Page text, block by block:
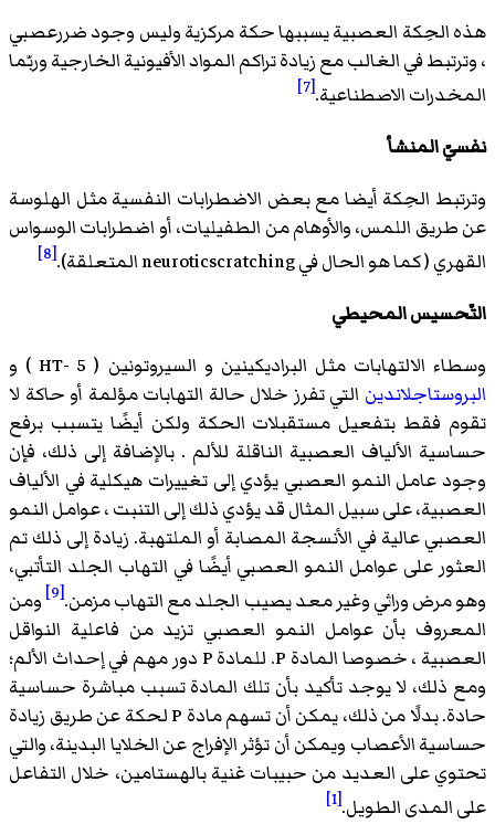
هذه الحِكة العصبية يسببها حكة مركزية وليس وجود ضررعصبي
، وترتبط في الغالب مع زيادة تراكم المواد الأفيونية الخارجية وربّما
المخدرات الاصطناعية.[7]
نفسيّ المنشأ
وترتبط الحِكة أيضا مع بعض الاضطرابات النفسية مثل الهلوسة
عن طريق اللمس، والأوهام من الطفيليات، أو اضطرابات الوسواس
القهري ( كما هو الحال في neuroticscratching المتعلقة).
[8]
التّحسيس المحيطي
وسطاء الالتهابات مثل البراديكينين و السيروتونين ( 5 -HT ) و
البروستاجلاندين التي تفرز خلال حالة التهابات مؤلمة أو حاكة لا
تقوم فقط بتفعيل مستقبلات الحكة ولكن أيضًا يتسبب برفع
حساسية الألياف العصبية الناقلة للألم . بالإضافة إلى ذلك، فإن
وجود عامل النمو العصبي يؤدي إلى تغييرات هيكلية في الألياف
العصبية، على سبيل المثال قد يؤدي ذلك إلى التنبت ، عوامل النمو
العصبي عالية في الأنسجة المصابة أو الملتهبة. زيادة إلى ذلك تم
العثور على عوامل النمو العصبي أيضًا في التهاب الجلد التأتبي،
وهو مرض وراثي وغير معد يصيب الجلد مع التهاب مزمن.[9]
ومن
المعروف بأن عوامل النمو العصبي تزيد من فاعلية النواقل
العصبية ، خصوصا المادة P. للمادة P دور مهم في إحداث الألم؛
ومع ذلك، لا يوجد تأكيد بأن تلك المادة تسبب مباشرة حساسية
حادة. بدلًا من ذلك، يمكن أن تسهم مادة P لحكة عن طريق زيادة
حساسية الأعصاب ويمكن أن تؤثر الإفراج عن الخلايا البدينة، والتي
تحتوي على العديد من حبيبات غنية بالهستامين، خلال التفاعل
على المدى الطويل.[1]